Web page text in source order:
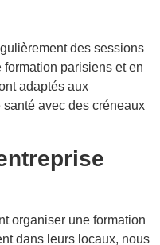
des sessions
parisiens et en
adaptés aux
avec des créneaux
organiser une formation
dans leurs locaux, nous